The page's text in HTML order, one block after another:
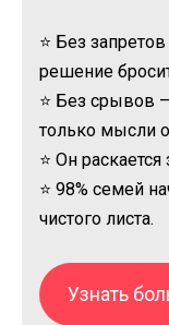
⭐ Без
решение
⭐ Без срывов
только мысли
⭐ Он
⭐ 98% семей
чистого листа.
Узнать